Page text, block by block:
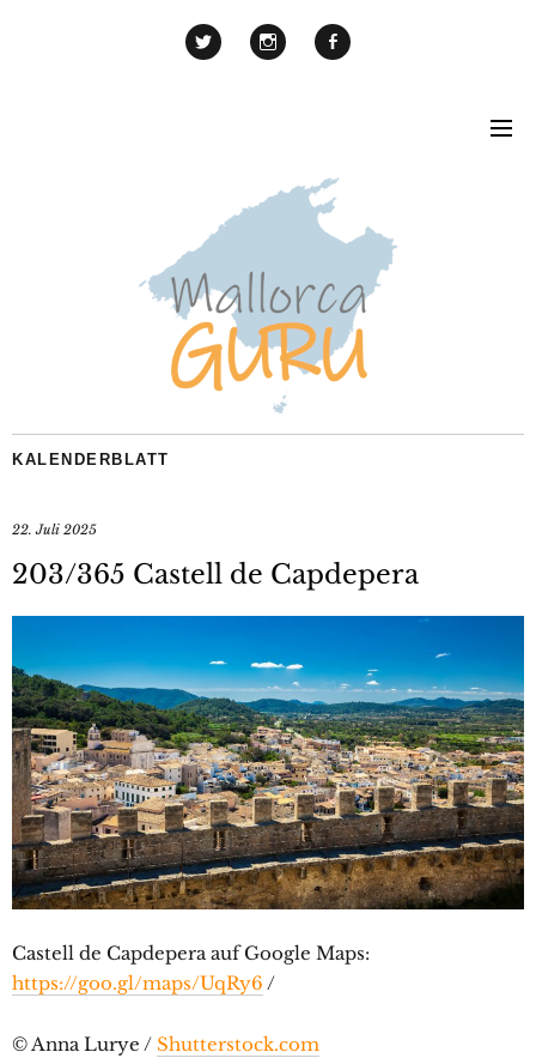
KALENDERBLATT
22. Juli 2025
203/365 Castell de Capdepera
Castell de Capdepera auf Google Maps:
https://goo.gl/maps/UqRy6 /
© Anna Lurye / Shutterstock.com